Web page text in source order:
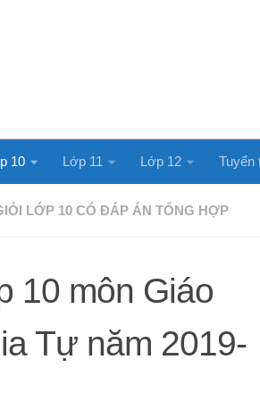
10 Lớp 11 Lớp 12 Tuyển
LỚP 10 CÓ ĐÁP ÁN TỔNG HỢP
10 môn Giáo
Tự năm 2019-